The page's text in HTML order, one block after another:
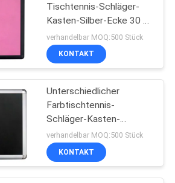
Tischtennis-Schläger-
Kasten-Silber-Ecke 30 x
22 x 5.3cm mit Logo
verhandelbar MOQ:500 Stück
KONTAKT
Unterschiedlicher
Farbtischtennis-
Schläger-Kasten-
Stahlriegel mit Drucklogo
auf die Oberseite
verhandelbar MOQ:500 Stück
KONTAKT